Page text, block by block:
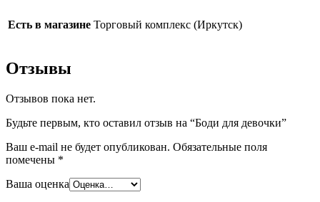
Есть в магазине Торговый комплекс (Иркутск)
Отзывы
Отзывов пока нет.
Будьте первым, кто оставил отзыв на “Боди для девочки”
Ваш e-mail не будет опубликован. Обязательные поля
помечены *
Ваша оценка